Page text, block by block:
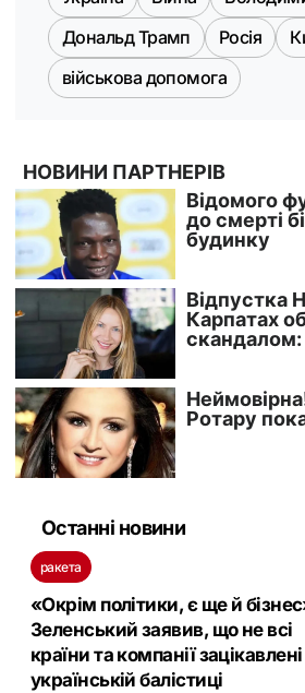
Дональд Трамп
Росія
військова допомога
Останні новини
ракета
«Окрім політики, є ще й
Зеленський заявив, що не всі
країни та компанії
українській балістиці